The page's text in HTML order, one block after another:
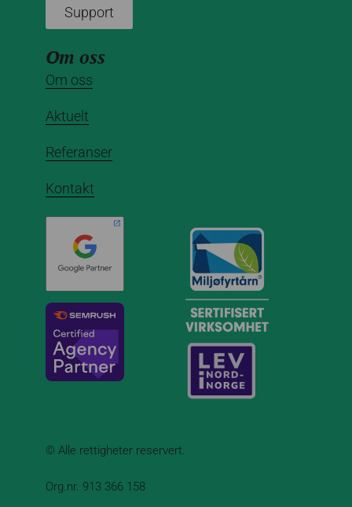
Support
Om oss
Om oss
Aktuelt
Referanser
Kontakt
© Alle rettigheter reservert.
Org.nr. 913 366 158